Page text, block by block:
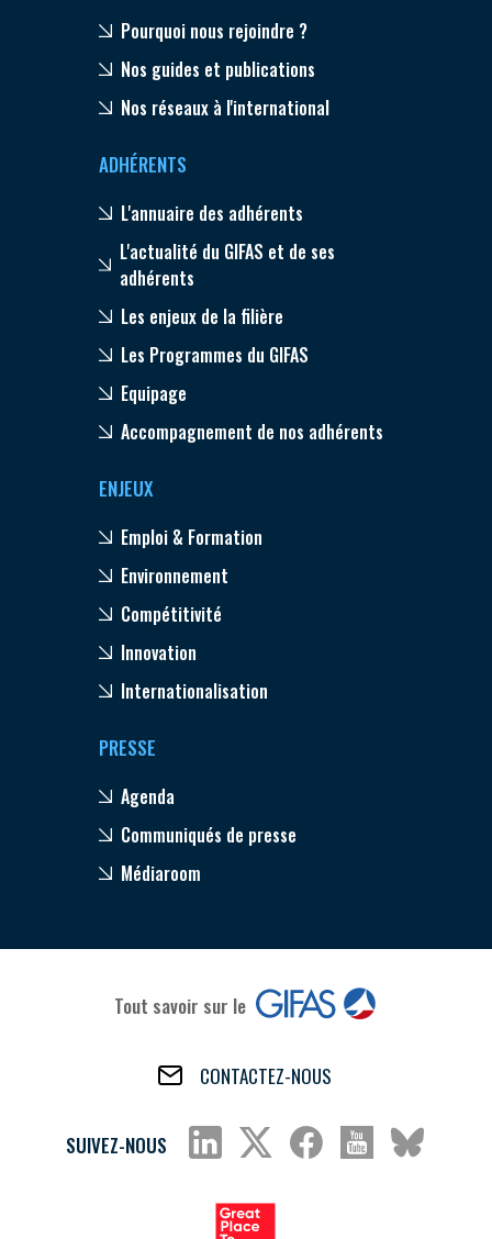
Pourquoi nous rejoindre ?
Nos guides et publications
Nos réseaux à l'international
ADHÉRENTS
L'annuaire des adhérents
L'actualité du GIFAS et de ses
adhérents
Les enjeux de la filière
Les Programmes du GIFAS
Equipage
Accompagnement de nos adhérents
ENJEUX
Emploi & Formation
Environnement
Compétitivité
Innovation
Internationalisation
PRESSE
Agenda
Communiqués de presse
Médiaroom
Tout savoir sur le
CONTACTEZ-NOUS
SUIVEZ-NOUS